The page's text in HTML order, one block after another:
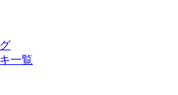
一覧